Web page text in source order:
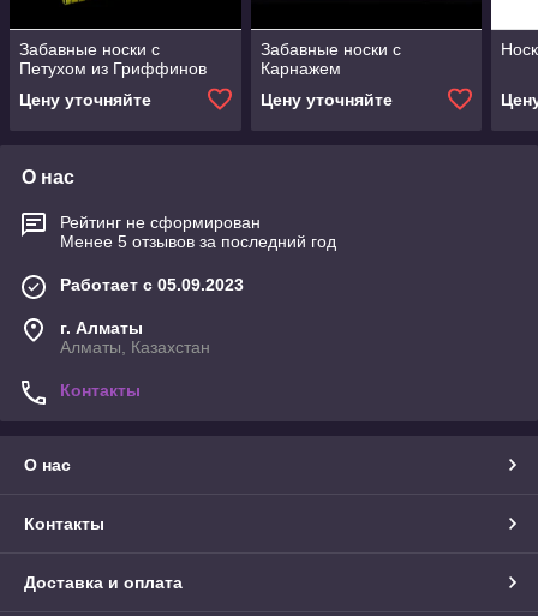
Забавные носки с
Петухом из Гриффинов
Цену уточняйте
Забавные носки с
Карнажем
Цену уточняйте
О нас
Рейтинг не сформирован
Менее 5 отзывов за последний год
Работает с 05.09.2023
г. Алматы
Алматы, Казахстан
Контакты
О нас
Контакты
Доставка и оплата